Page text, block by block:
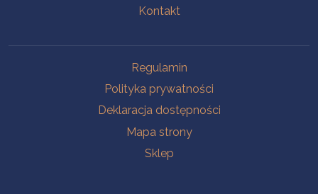
Kontakt
Regulamin
Polityka prywatności
Deklaracja dostępności
Mapa strony
Sklep